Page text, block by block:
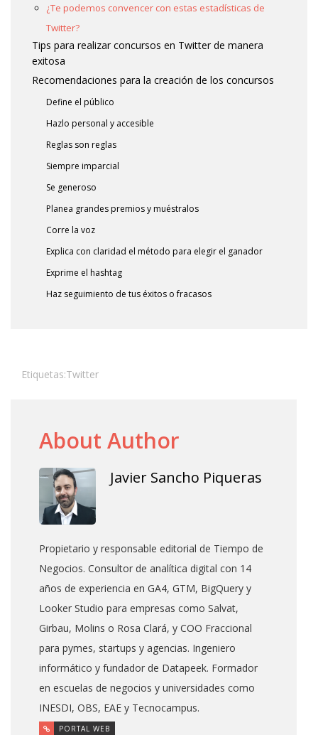
¿Te podemos convencer con estas estadísticas de
Twitter?
Tips para realizar concursos en Twitter de manera
exitosa
Recomendaciones para la creación de los concursos
Define el público
Hazlo personal y accesible
Reglas son reglas
Siempre imparcial
Se generoso
Planea grandes premios y muéstralos
Corre la voz
Explica con claridad el método para elegir el ganador
Exprime el hashtag
Haz seguimiento de tus éxitos o fracasos
Etiquetas:Twitter
About Author
Javier Sancho Piqueras
Propietario y responsable editorial de Tiempo de
Negocios. Consultor de analítica digital con 14
años de experiencia en GA4, GTM, BigQuery y
Looker Studio para empresas como Salvat,
Girbau, Molins o Rosa Clará, y COO Fraccional
para pymes, startups y agencias. Ingeniero
informático y fundador de Datapeek. Formador
en escuelas de negocios y universidades como
INESDI, OBS, EAE y Tecnocampus.
PORTAL WEB